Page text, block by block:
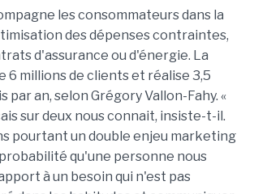
les consommateurs dans la
des dépenses contraintes,
d'assurance ou d'énergie. La
6 millions de clients et réalise 3,5
par an, selon Grégory Vallon-Fahy. «
sur deux nous connait, insiste-t-il.
pourtant un double enjeu marketing
qu'une personne nous
à un besoin qui n'est pas